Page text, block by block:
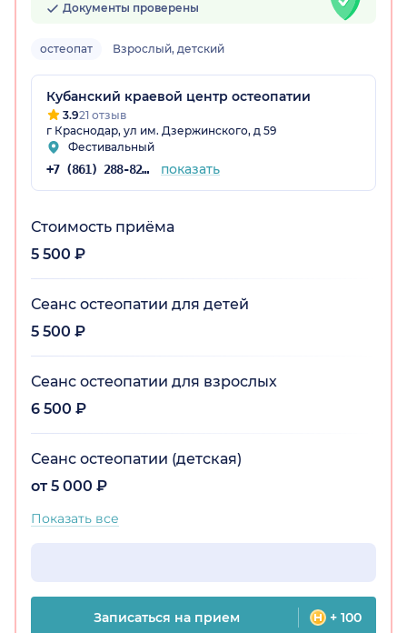
Документы проверены
остеопат Взрослый, детский
Кубанский краевой центр остеопатии
3.921 отзыв
г Краснодар, ул им. Дзержинского, д 59
Фестивальный
+7 (861) 288-82-15 показать
Стоимость приёма
5 500 ₽
Сеанс остеопатии для детей
5 500 ₽
Сеанс остеопатии для взрослых
6 500 ₽
Сеанс остеопатии (детская)
от 5 000 ₽
Показать все
Записаться на прием + 100